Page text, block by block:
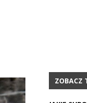
ZOBACZ